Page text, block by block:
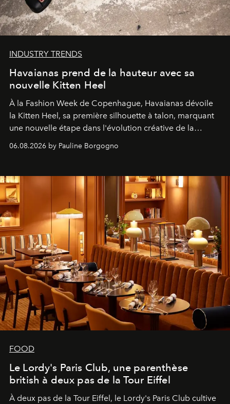
INDUSTRY TRENDS
Havaianas prend de la hauteur avec sa
nouvelle Kitten Heel
À la Fashion Week de Copenhague, Havaianas dévoile
la Kitten Heel, sa première silhouette à talon, marquant
une nouvelle étape dans l'évolution créative de la
06.08.2026 by Pauline Borgogno
FOOD
Le Lordy's Paris Club, une parenthèse
british à deux pas de la Tour Eiffel
À deux pas de la Tour Eiffel, le Lordy's Paris Club cultive